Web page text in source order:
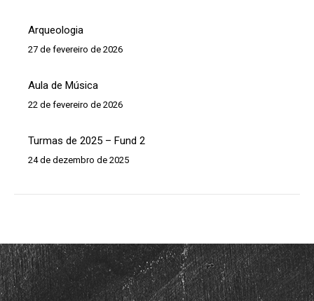
Arqueologia
27 de fevereiro de 2026
Aula de Música
22 de fevereiro de 2026
Turmas de 2025 – Fund 2
24 de dezembro de 2025